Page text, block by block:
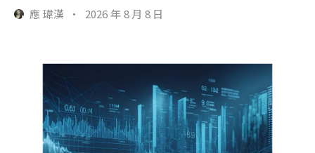
應 瑋漢 · 2026 年 8 月 8 日